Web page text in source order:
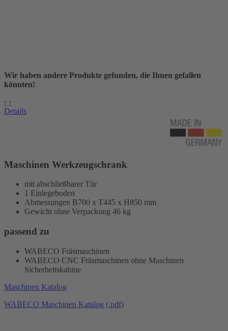
Wir haben andere Produkte gefunden, die Ihnen gefallen
könnten!
‹ ›
Details
Maschinen Werkzeugschrank
mit abschließbarer Tür
1 Einlegeboden
Abmessungen B700 x T445 x H850 mm
Gewicht ohne Verpackung 46 kg
passend zu
WABECO Fräsmaschinen
WABECO CNC Fräsmaschinen ohne Maschinen
Sicherheitskabine
Maschinen Katalog
WABECO Maschinen Katalog (.pdf)